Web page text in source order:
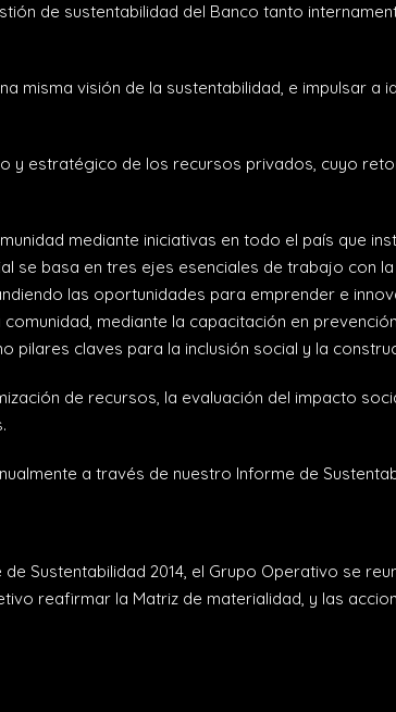
de sustentabilidad del Banco tanto
misma visión de la sustentabilidad, e impulsar
y estratégico de los recursos privados, cuyo
mediante iniciativas en todo el país que
se basa en tres ejes esenciales de trabajo con
las oportunidades para emprender e
mediante la capacitación en
claves para la inclusión social y la
de recursos, la evaluación del impacto
a través de nuestro Informe de
Sustentabilidad 2014, el Grupo Operativo se
reafirmar la Matriz de materialidad, y las